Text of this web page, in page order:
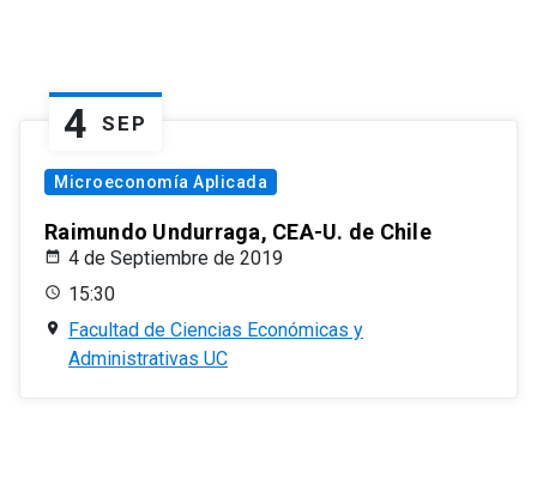
4 SEP
Microeconomía Aplicada
Raimundo Undurraga, CEA-U. de Chile
4 de Septiembre de 2019
15:30
Facultad de Ciencias Económicas y
Administrativas UC